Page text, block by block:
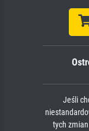
Jeśli
tych